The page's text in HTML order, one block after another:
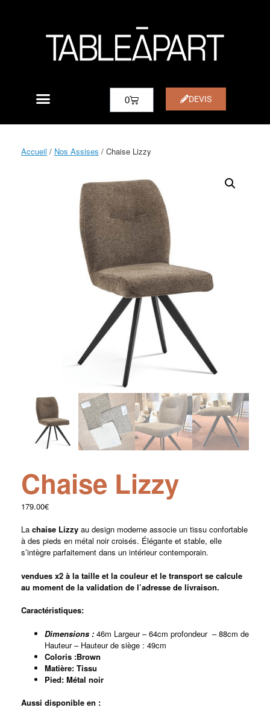
0 DEVIS
Accueil / Nos Assises / Chaise Lizzy
Chaise Lizzy
179.00€
La chaise Lizzy au design moderne associe un tissu confortable
à des pieds en métal noir croisés. Élégante et stable, elle
s’intègre parfaitement dans un intérieur contemporain.
vendues x2 à la taille et la couleur et le transport se calcule
au moment de la validation de l’adresse de livraison.
Caractéristiques:
Dimensions : 46m Largeur – 64cm profondeur – 88cm de
Hauteur – Hauteur de siège : 49cm
Coloris :Brown
Matière: Tissu
Pied: Métal noir
Aussi disponible en :